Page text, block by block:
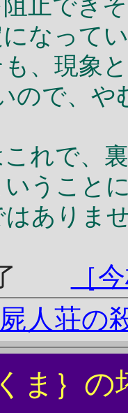
止でき
なって
、現象
ので、
れで、
いうこと
ありま
了
［
屍人荘の
ま｝